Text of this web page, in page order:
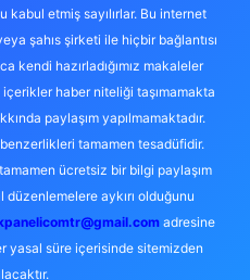
etmiş sayılırlar. Bu internet
şahıs şirketi ile hiçbir bağlantısı
kendi hazırladığımız makaleler
içerikler haber niteliği taşımamakta
paylaşım yapılmamaktadır.
tamamen tesadüfidir.
ücretsiz bir bilgi paylaşım
aykırı olduğunu
adresine
yasal süre içerisinde sitemizden